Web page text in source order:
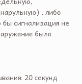
, либо
сигнализация не
было
20 секунд